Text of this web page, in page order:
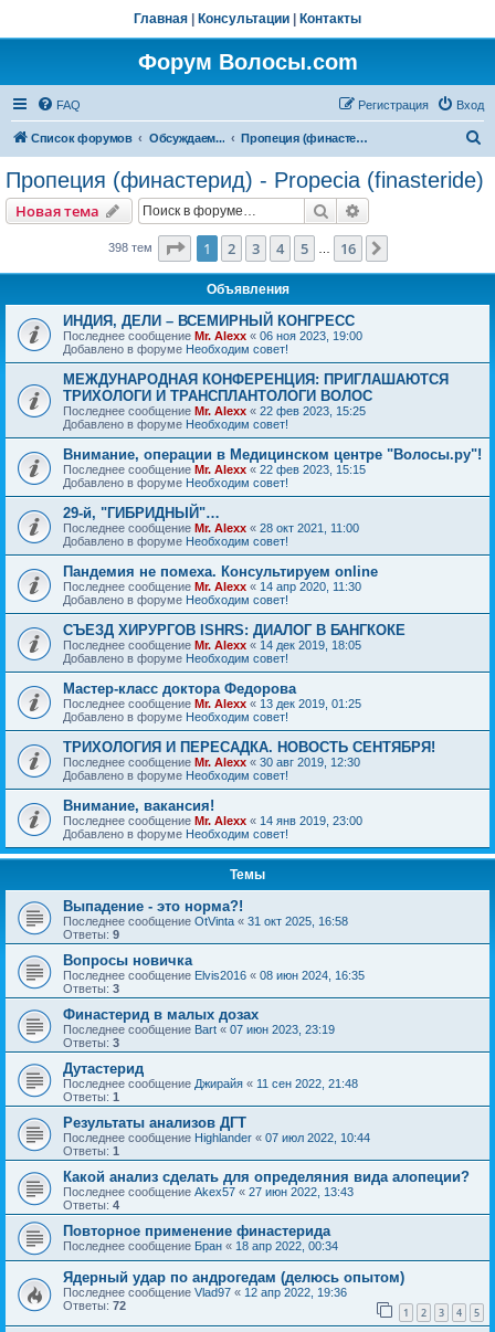
Главная Консультации Контакты
Форум Волосы.com
FAQ Вход
Регистрация
Список форумов Обсуждаем... Пропеция (финастерид) - Propecia (finasteride)
Пропеция (финастерид) - Propecia (finasteride)
Новая тема Поиск
398 тем Страница из 16
1 2 3 4 5 16
Объявления
ИНДИЯ, ДЕЛИ – ВСЕМИРНЫЙ КОНГРЕСС
Последнее сообщение Mr. Alexx « 06 ноя 2023, 19:00
Добавлено в форуме Необходим совет!
МЕЖДУНАРОДНАЯ КОНФЕРЕНЦИЯ: ПРИГЛАШАЮТСЯ
ТРИХОЛОГИ И ТРАНСПЛАНТОЛОГИ ВОЛОС
Последнее сообщение Mr. Alexx « 22 фев 2023, 15:25
Добавлено в форуме Необходим совет!
Внимание, операции в Медицинском центре "Волосы.ру"!
Последнее сообщение Mr. Alexx « 22 фев 2023, 15:15
Добавлено в форуме Необходим совет!
29-й, "ГИБРИДНЫЙ"…
Последнее сообщение Mr. Alexx « 28 окт 2021, 11:00
Добавлено в форуме Необходим совет!
Пандемия не помеха. Консультируем online
Последнее сообщение Mr. Alexx « 14 апр 2020, 11:30
Добавлено в форуме Необходим совет!
СЪЕЗД ХИРУРГОВ ISHRS: ДИАЛОГ В БАНГКОКЕ
Последнее сообщение Mr. Alexx « 14 дек 2019, 18:05
Добавлено в форуме Необходим совет!
Мастер-класс доктора Федорова
Последнее сообщение Mr. Alexx « 13 дек 2019, 01:25
Добавлено в форуме Необходим совет!
ТРИХОЛОГИЯ И ПЕРЕСАДКА. НОВОСТЬ СЕНТЯБРЯ!
Последнее сообщение Mr. Alexx « 30 авг 2019, 12:30
Добавлено в форуме Необходим совет!
Внимание, вакансия!
Последнее сообщение Mr. Alexx « 14 янв 2019, 23:00
Добавлено в форуме Необходим совет!
Темы
Выпадение - это норма?!
Последнее сообщение OtVinta « 31 окт 2025, 16:58
Ответы: 9
Вопросы новичка
Последнее сообщение Elvis2016 « 08 июн 2024, 16:35
Ответы: 3
Финастерид в малых дозах
Последнее сообщение Bart « 07 июн 2023, 23:19
Ответы: 3
Дутастерид
Последнее сообщение Джирайя « 11 сен 2022, 21:48
Ответы: 1
Результаты анализов ДГТ
Последнее сообщение Highlander « 07 июл 2022, 10:44
Ответы: 1
Какой анализ сделать для определяния вида алопеции?
Последнее сообщение Akex57 « 27 июн 2022, 13:43
Ответы: 4
Повторное применение финастерида
Последнее сообщение Бран « 18 апр 2022, 00:34
Ядерный удар по андрогедам (делюсь опытом)
Последнее сообщение Vlad97 « 12 апр 2022, 19:36
Ответы: 72 1 2 3 4 5